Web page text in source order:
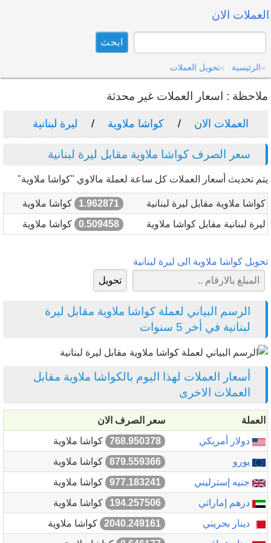
العملات الان
الرئيسية تحويل العملات
ملاحظة : اسعار العملات غير محدثة
العملات الان كواشا ملاوية ليرة لبنانية
سعر الصرف كواشا ملاوية مقابل ليرة لبنانية
يتم تحديث أسعار العملات كل ساعة لعملة مالاوي "كواشا ملاوية"
كواشا ملاوية مقابل ليرة لبنانية 1.962871
كواشا ملاوية
ليرة لبنانية مقابل كواشا ملاوية
0.509458 كواشا ملاوية
تحويل كواشا ملاوية الى ليرة لبنانية
الرسم البياني لعملة كواشا ملاوية مقابل ليرة
لبنانية في أخر 5 سنوات
أسعار العملات لهذا اليوم بالكواشا ملاوية مقابل
العملات الاخرى
العملة
سعر الصرف الان
دولار أمريكي
768.950378
كواشا ملاوية
يورو
879.559366
كواشا ملاوية
جنيه إسترليني
977.183241
كواشا ملاوية
درهم إماراتي
194.257506
كواشا ملاوية
دينار بحريني
2040.249161
كواشا ملاوية